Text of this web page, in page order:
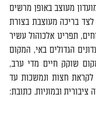
מעוצב באופן מרשים
לצד בריכה מעוצבת בצורת
תפריט אלכוהול עשיר
הגדולים באי, המקום
בליינים והמקום שוקק חיים מדי ערב,
חצות ונמשכות עד
ובמוניות. כתובת: